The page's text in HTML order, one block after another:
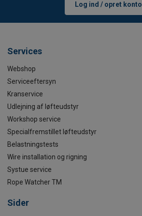
Log ind / opret konto
Services
Webshop
Serviceeftersyn
Kranservice
Udlejning af løfteudstyr
Workshop service
Specialfremstillet løfteudstyr
Belastningstests
Wire installation og rigning
Systue service
Rope Watcher TM
Sider